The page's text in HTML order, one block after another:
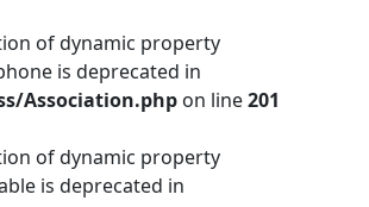
of dynamic property
is deprecated in
Association.php on line201
of dynamic property
is deprecated in